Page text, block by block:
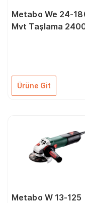
Metabo We 24-
Mvt Taşlama
Ürüne Git
Metabo W 13-125